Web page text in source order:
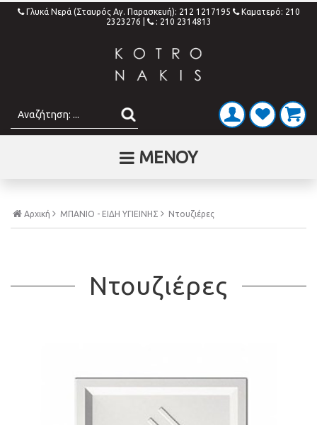
Γλυκά Νερά (Σταυρός Αγ. Παρασκευή): 212 1217195
Καματερό: 210
2323276
: 210 2314813
ΜΕΝΟΥ
Αρχική ΜΠΑΝΙΟ - ΕΙΔΗ ΥΓΙΕΙΝΗΣ Ντουζιέρες
Ντουζιέρες